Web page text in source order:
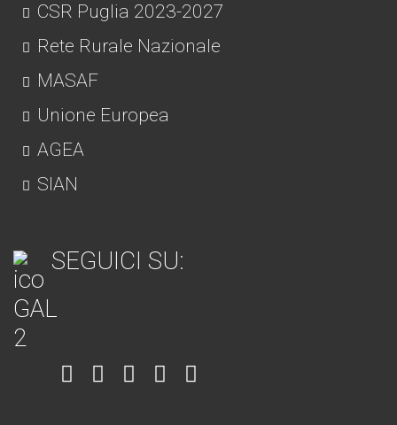
CSR Puglia 2023-2027
Rete Rurale Nazionale
MASAF
Unione Europea
AGEA
SIAN
SEGUICI SU:
Item Item Item Item